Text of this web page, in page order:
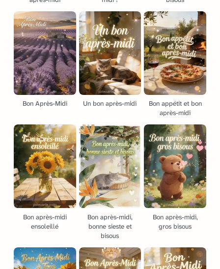
Bon Après-Midi Un bon après-midi
Bon appétit et bon
après-midi
Bon après-midi
ensoleillé
Bon après-midi,
bonne sieste et
bisous
Bon après-midi,
gros bisous